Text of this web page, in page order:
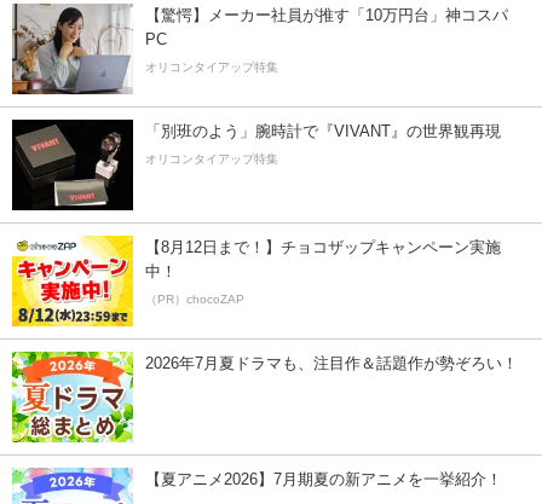
【驚愕】メーカー社員が推す「10万円台」神コスパ
PC
オリコンタイアップ特集
「別班のよう」腕時計で『VIVANT』の世界観再現
オリコンタイアップ特集
【8月12日まで！】チョコザップキャンペーン実施
中！
（PR）chocoZAP
2026年7月夏ドラマも、注目作＆話題作が勢ぞろい！
【夏アニメ2026】7月期夏の新アニメを一挙紹介！